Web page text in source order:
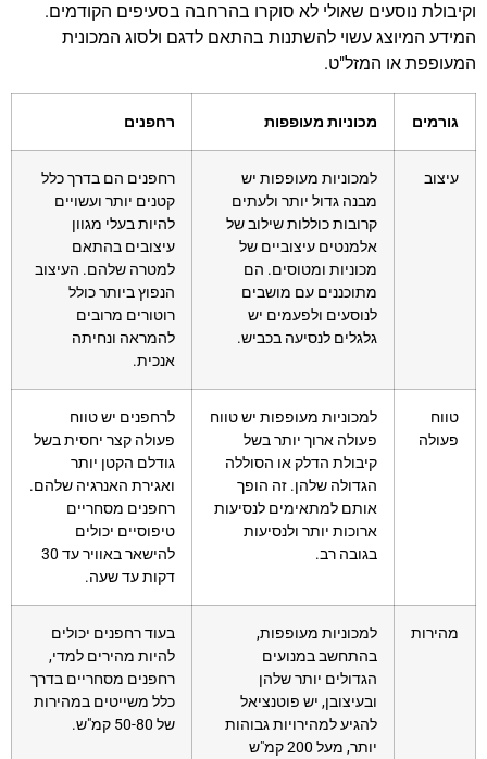
וקיבולת נוסעים שאולי לא סוקרו בהרחבה בסעיפים הקודמים.
המידע המיוצג עשוי להשתנות בהתאם לדגם ולסוג המכונית
המעופפת או המזל"ט.
גורמים מכוניות מעופפות רחפנים
עיצוב
למכוניות מעופפות יש
מבנה גדול יותר ולעתים
קרובות כוללות שילוב של
אלמנטים עיצוביים של
מכוניות ומטוסים. הם
מתוכננים עם מושבים
לנוסעים ולפעמים יש
גלגלים לנסיעה בכביש.
רחפנים הם בדרך כלל
קטנים יותר ועשויים
להיות בעלי מגוון
עיצובים בהתאם
למטרה שלהם. העיצוב
הנפוץ ביותר כולל
רוטורים מרובים
להמראה ונחיתה
אנכית.
טווח
פעולה
למכוניות מעופפות יש טווח
פעולה ארוך יותר בשל
קיבולת הדלק או הסוללה
הגדולה שלהן. זה הופך
אותם למתאימים לנסיעות
ארוכות יותר ולנסיעות
בגובה רב.
לרחפנים יש טווח
פעולה קצר יחסית בשל
גודלם הקטן יותר
ואגירת האנרגיה שלהם.
רחפנים מסחריים
טיפוסיים יכולים
להישאר באוויר עד 30
דקות עד שעה.
מהירות
למכוניות מעופפות,
בהתחשב במנועים
הגדולים יותר שלהן
ובעיצובן, יש פוטנציאל
להגיע למהירויות גבוהות
יותר, מעל 200 קמ"ש
בעוד רחפנים יכולים
להיות מהירים למדי,
רחפנים מסחריים בדרך
כלל משייטים במהירות
של 50-80 קמ"ש.